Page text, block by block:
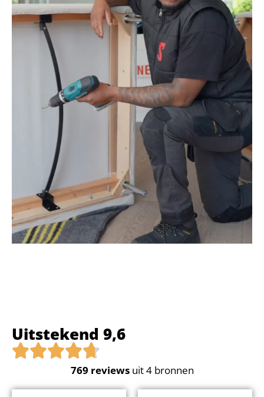
Uitstekend 9,6
769 reviewsuit 4 bronnen